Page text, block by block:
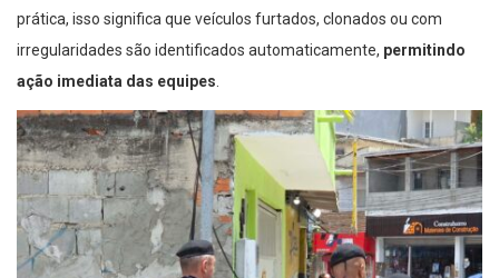
prática, isso significa que veículos furtados, clonados ou com
irregularidades são identificados automaticamente, permitindo
ação imediata das equipes.